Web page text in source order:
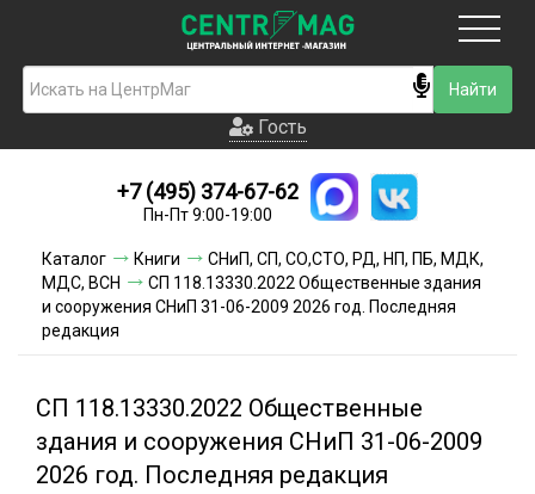
Гость
Новинки
Условия доставки
Условия оплаты
Акции и скидки
Гость
+7 (495) 374-67-62
Пн-Пт 9:00-19:00
Каталог Книги
СНиП, СП, СО,СТО, РД, НП, ПБ, МДК,
МДС, ВСН
СП 118.13330.2022 Общественные здания
и сооружения СНиП 31-06-2009 2026 год. Последняя
редакция
СП 118.13330.2022 Общественные
здания и сооружения СНиП 31-06-2009
2026 год. Последняя редакция